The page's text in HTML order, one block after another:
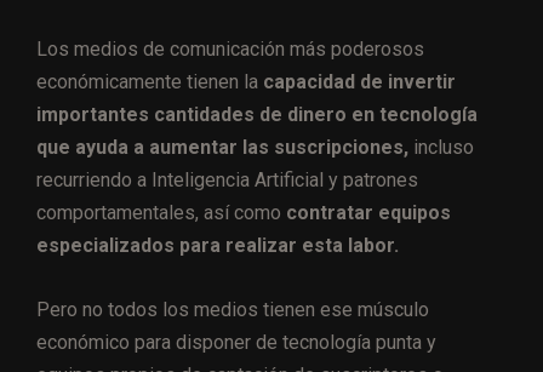
Los medios de comunicación más poderosos
económicamente tienen la capacidad de invertir
importantes cantidades de dinero en tecnología
que ayuda a aumentar las suscripciones, incluso
recurriendo a Inteligencia Artificial y patrones
comportamentales, así como contratar equipos
especializados para realizar esta labor.
Pero no todos los medios tienen ese músculo
económico para disponer de tecnología punta y